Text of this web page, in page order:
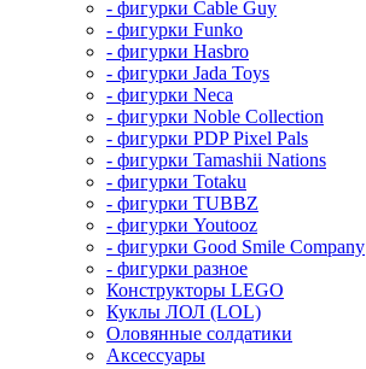
- фигурки Cable Guy
- фигурки Funko
- фигурки Hasbro
- фигурки Jada Toys
- фигурки Neca
- фигурки Noble Collection
- фигурки PDP Pixel Pals
- фигурки Tamashii Nations
- фигурки Totaku
- фигурки TUBBZ
- фигурки Youtooz
- фигурки Good Smile Company
- фигурки разное
Конструкторы LEGO
Куклы ЛОЛ (LOL)
Оловянные солдатики
Аксессуары